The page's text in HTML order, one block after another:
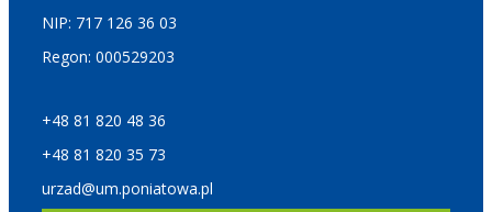
NIP: 717 126 36 03
Regon: 000529203
+48 81 820 48 36
+48 81 820 35 73
urzad@um.poniatowa.pl